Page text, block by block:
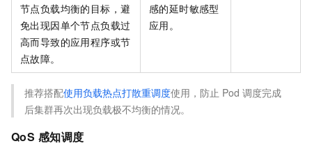
节点负载均衡的目标，避
免出现因单个节点负载过
高而导致的应用程序或节
点故障。
感的延时敏感型
应用。
推荐搭配使用负载热点打散重调度使用，防止 Pod 调度完成
后集群再次出现负载极不均衡的情况。
QoS 感知调度